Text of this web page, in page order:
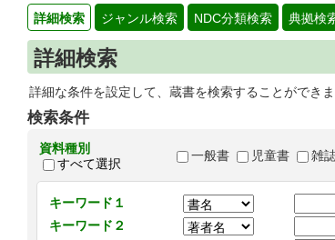
詳細検索 ジャンル検索 NDC分類検索 典拠検
詳細検索
詳細な条件を設定して、蔵書を検索することができま
検索条件
資料種別
すべて選択
一般書 児童書 雑
キーワード１
キーワード２